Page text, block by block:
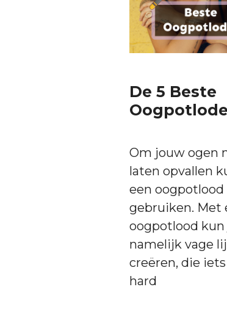
De 5 Beste
Om jouw ogen
laten opvallen
een oogpotlood
gebruiken. Met
oogpotlood kun
namelijk vage
creëren, die
hard